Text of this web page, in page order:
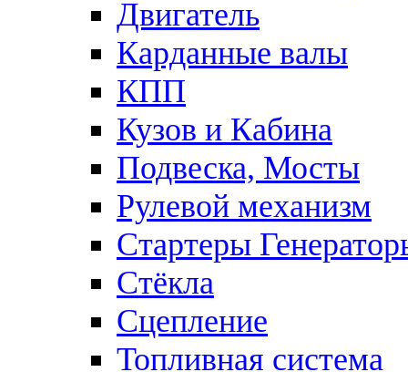
Двигатель
Карданные валы
КПП
Кузов и Кабина
Подвеска, Мосты
Рулевой механизм
Стартеры
Стёкла
Сцепление
Топливная система